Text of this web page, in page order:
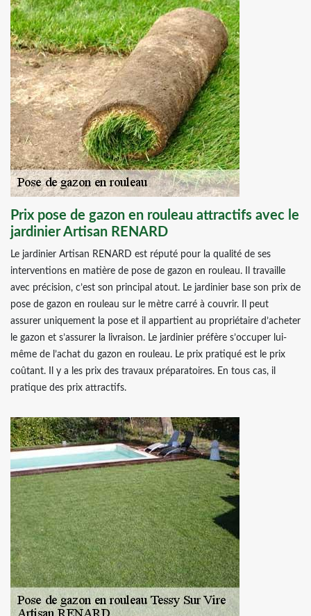
Prix pose de gazon en rouleau attractifs avec le
jardinier Artisan RENARD
Le jardinier Artisan RENARD est réputé pour la qualité de ses
interventions en matière de pose de gazon en rouleau. Il travaille
avec précision, c’est son principal atout. Le jardinier base son prix de
pose de gazon en rouleau sur le mètre carré à couvrir. Il peut
assurer uniquement la pose et il appartient au propriétaire d’acheter
le gazon et s’assurer la livraison. Le jardinier préfère s’occuper lui-
même de l’achat du gazon en rouleau. Le prix pratiqué est le prix
coûtant. Il y a les prix des travaux préparatoires. En tous cas, il
pratique des prix attractifs.